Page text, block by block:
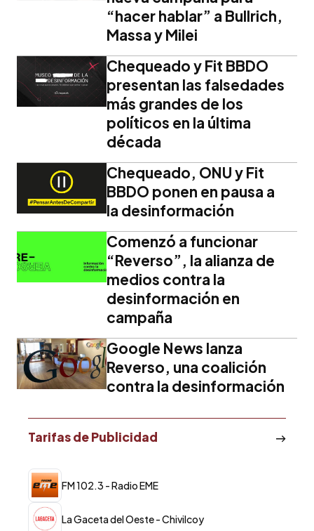
“hacer hablar” a Bullrich,
Massa y Milei
Chequeado y Fit BBDO
presentan las falsedades
más grandes de los
políticos en la última
década
Chequeado, ONU y Fit
BBDO ponen en pausa a
la desinformación
Comenzó a funcionar
“Reverso”, la alianza de
medios contra la
desinformación en
campaña
Google News lanza
Reverso, una coalición
contra la desinformación
Tarifas de Publicidad
FM 102.3 - Radio EME
La Gaceta del Oeste - Chivilcoy